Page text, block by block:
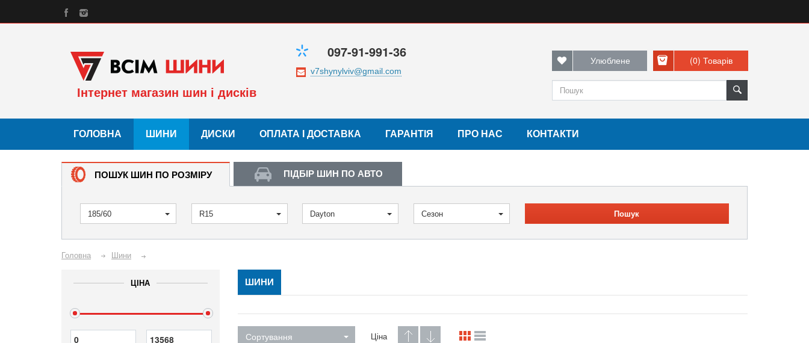
Інтернет магазин шин і дисків
097-91-991-36 Улюблене (0) Товарів
ГОЛОВНА ШИНИ ДИСКИ ОПЛАТА І ДОСТАВКА ГАРАНТІЯ ПРО НАС КОНТАКТИ
ПОШУК ШИН ПО РОЗМІРУ ПІДБІР ШИН ПО АВТО
185/60 R15 Dayton Сезон Пошук
Головна Шини
ЦІНА ШИНИ
Сортування Ціна